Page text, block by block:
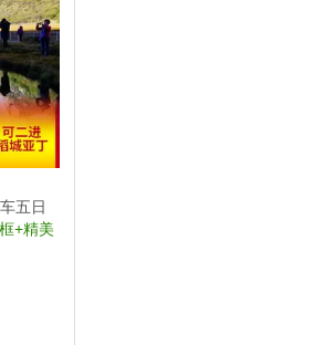
五日
+精美